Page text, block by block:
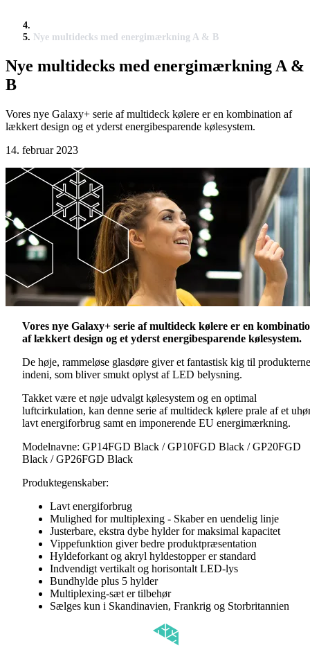
Nye multidecks med energimærkning A & B
Nye multidecks med energimærkning A &
B
Vores nye Galaxy+ serie af multideck kølere er en kombination af
lækkert design og et yderst energibesparende kølesystem.
14. februar 2023
Vores nye Galaxy+ serie af multideck kølere er en
af lækkert design og et yderst energibesparende kølesystem.
De høje, rammeløse glasdøre giver et fantastisk kig til produkterne
indeni, som bliver smukt oplyst af LED belysning.
Takket være et nøje udvalgt kølesystem og en optimal
luftcirkulation, kan denne serie af multideck kølere prale af et
lavt energiforbrug samt en imponerende EU energimærkning.
Modelnavne: GP14FGD Black / GP10FGD Black / GP20FGD
Black / GP26FGD Black
Produktegenskaber:
Lavt energiforbrug
Mulighed for multiplexing - Skaber en uendelig linje
Justerbare, ekstra dybe hylder for maksimal kapacitet
Vippefunktion giver bedre produktpræsentation
Hyldeforkant og akryl hyldestopper er standard
Indvendigt vertikalt og horisontalt LED-lys
Bundhylde plus 5 hylder
Multiplexing-sæt er tilbehør
Sælges kun i Skandinavien, Frankrig og Storbritannien